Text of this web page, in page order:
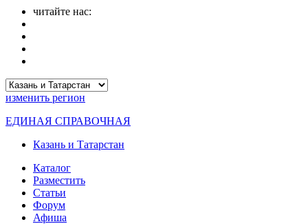
читайте нас:
изменить регион
ЕДИНАЯ СПРАВОЧНАЯ
Казань и Татарстан
Каталог
Разместить
Статьи
Форум
Афиша